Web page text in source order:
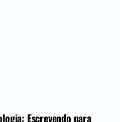
Escrevendo para